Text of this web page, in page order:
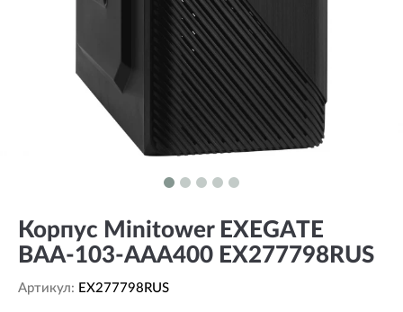
Корпус Minitower EXEGATE
BAA-103-AAA400 EX277798RUS
Артикул: EX277798RUS